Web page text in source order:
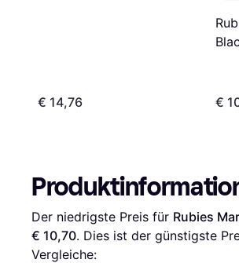
€ 14,76 €
Der niedrigste Preis für Rubies
€ 10,70. Dies ist der günstigste
Vergleiche: